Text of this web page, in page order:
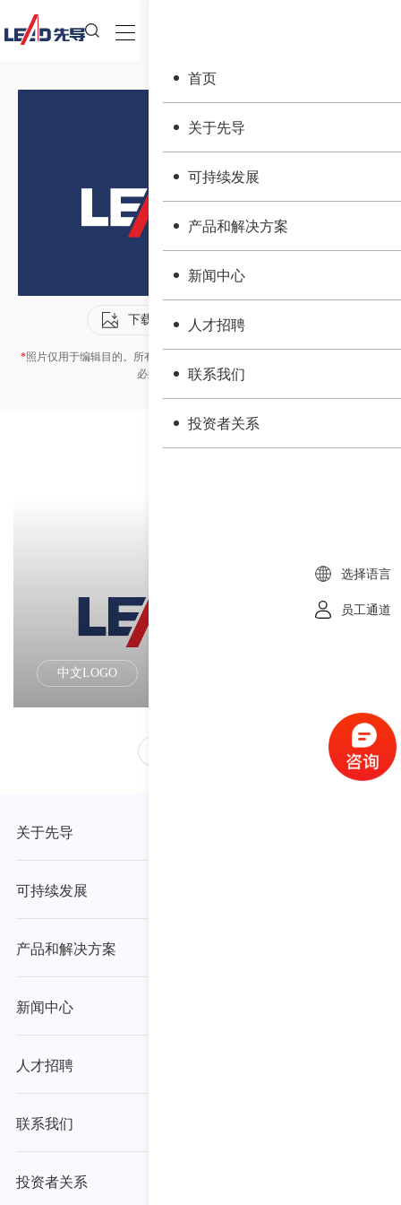
首页
关于先导
可持续发展
产品和解决方案
新闻中心
人才招聘
联系我们
投资者关系
选择语言
员工通道
下载 源文件下载
*照片仅用于编辑目的。所有使用权归先导智能装备所有。所有照片在使用时
必须标记“先导智能装备”。
相似图片
中文LOGO
关于先导
可持续发展
产品和解决方案
新闻中心
人才招聘
联系我们
投资者关系